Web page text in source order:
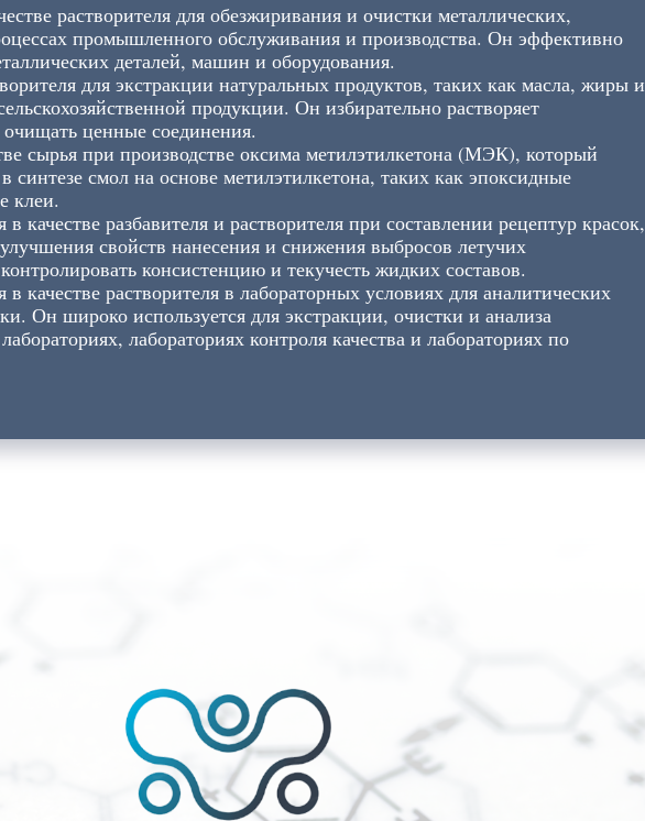
растворителя для обезжиривания и очистки металлических,
промышленного обслуживания и производства. Он эффективно
деталей, машин и оборудования.
для экстракции натуральных продуктов, таких как масла, жиры и
продукции. Он избирательно растворяет
ценные соединения.
сырья при производстве оксима метилэтилкетона (МЭК), который
смол на основе метилэтилкетона, таких как эпоксидные
клеи.
качестве разбавителя и растворителя при составлении рецептур красок,
свойств нанесения и снижения выбросов летучих
консистенцию и текучесть жидких составов.
качестве растворителя в лабораторных условиях для аналитических
Он широко используется для экстракции, очистки и анализа
лабораториях контроля качества и лабораториях по